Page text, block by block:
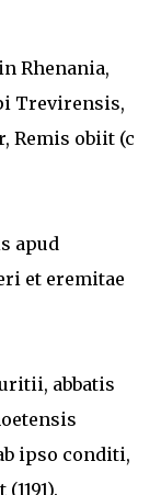
Rhenania,
Trevirensis,
Remis obiit (c
apud
et eremitae
abbatis
ipso conditi,